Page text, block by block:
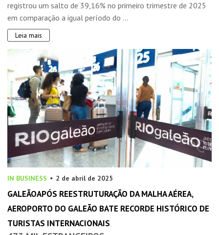
registrou um salto de 39,16% no primeiro trimestre de 2025
em comparação a igual período do ...
Leia mais
IN BUSINESS 2 de abril de 2025
GALEÃOAPÓS REESTRUTURAÇÃO DA MALHA AÉREA,
AEROPORTO DO GALEÃO BATE RECORDE HISTÓRICO DE
TURISTAS INTERNACIONAIS